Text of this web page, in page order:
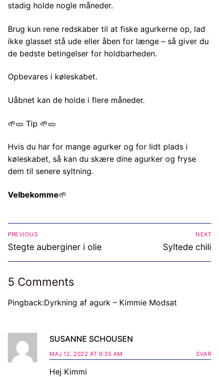
stadig holde nogle måneder.
Brug kun rene redskaber til at fiske agurkerne op, lad
ikke glasset stå ude eller åben for længe – så giver du
de bedste betingelser for holdbarheden.
Opbevares i køleskabet.
Uåbnet kan de holde i flere måneder.
🌱🥒 Tip 🌱🥒
Hvis du har for mange agurker og for lidt plads i
køleskabet, så kan du skære dine agurker og fryse
dem til senere syltning.
Velbekomme🌱
Indlægsnavigation
PREVIOUS
Previous
Stegte auberginer i olie
NEXT
Next
Syltede chili
5 Comments
Pingback:Dyrkning af agurk – Kimmie Modsat
SUSANNE SCHOUSEN
MAJ 12, 2022 AT 9:35 AM SVAR
Hej Kimmi